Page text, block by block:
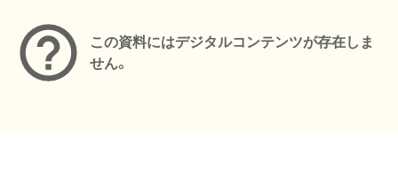
この資料にはデジタルコンテンツが存在しま
せん。